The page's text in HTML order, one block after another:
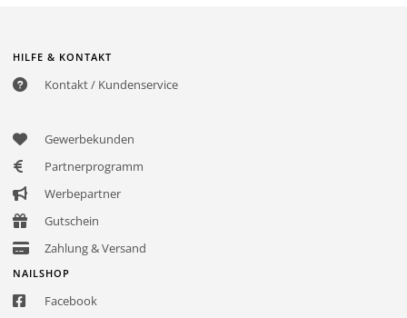
HILFE & KONTAKT
Kontakt / Kundenservice
Gewerbekunden
Partnerprogramm
Werbepartner
Gutschein
Zahlung & Versand
NAILSHOP
Facebook